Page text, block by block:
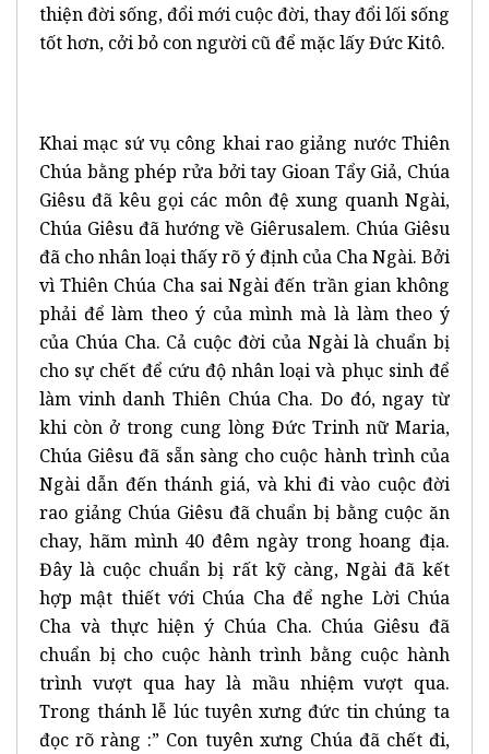
thiện đời sống, đổi mới cuộc đời, thay đổi lối sống
tốt hơn, cởi bỏ con người cũ để mặc lấy Đức Kitô.
Khai mạc sứ vụ công khai rao giảng nước Thiên
Chúa bằng phép rửa bởi tay Gioan Tẩy Giả, Chúa
Giêsu đã kêu gọi các môn đệ xung quanh Ngài,
Chúa Giêsu đã hướng về Giêrusalem. Chúa Giêsu
đã cho nhân loại thấy rõ ý định của Cha Ngài. Bởi
vì Thiên Chúa Cha sai Ngài đến trần gian không
phải để làm theo ý của mình mà là làm theo ý
của Chúa Cha. Cả cuộc đời của Ngài là chuẩn bị
cho sự chết để cứu độ nhân loại và phục sinh để
làm vinh danh Thiên Chúa Cha. Do đó, ngay từ
khi còn ở trong cung lòng Đức Trinh nữ Maria,
Chúa Giêsu đã sẵn sàng cho cuộc hành trình của
Ngài dẫn đến thánh giá, và khi đi vào cuộc đời
rao giảng Chúa Giêsu đã chuẩn bị bằng cuộc ăn
chay, hãm mình 40 đêm ngày trong hoang địa.
Đây là cuộc chuẩn bị rất kỹ càng, Ngài đã kết
hợp mật thiết với Chúa Cha để nghe Lời Chúa
Cha và thực hiện ý Chúa Cha. Chúa Giêsu đã
chuẩn bị cho cuộc hành trình bằng cuộc hành
trình vượt qua hay là mầu nhiệm vượt qua.
Trong thánh lễ lúc tuyên xưng đức tin chúng ta
đọc rõ ràng :” Con tuyên xưng Chúa đã chết đi,